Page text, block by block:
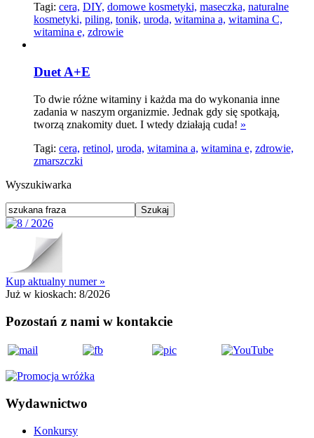
Tagi: cera, DIY, domowe kosmetyki, maseczka, naturalne
kosmetyki, piling, tonik, uroda, witamina a, witamina C,
witamina e, zdrowie
Duet A+E
To dwie różne witaminy i każda ma do wykonania inne
zadania w naszym organizmie. Jednak gdy się spotkają,
tworzą znakomity duet. I wtedy działają cuda! »
Tagi: cera, retinol, uroda, witamina a, witamina e, zdrowie,
zmarszczki
Wyszukiwarka
Kup aktualny numer »
Już w kioskach: 8/2026
Pozostań z nami w kontakcie
Wydawnictwo
Konkursy